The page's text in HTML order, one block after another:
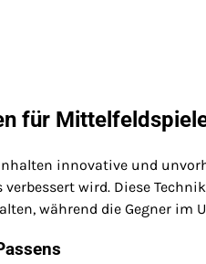
für
innovative und
wird. Diese
während die Gegner im